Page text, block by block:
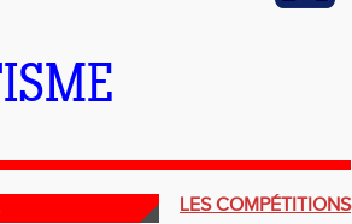
LES COMPÉTITIONS